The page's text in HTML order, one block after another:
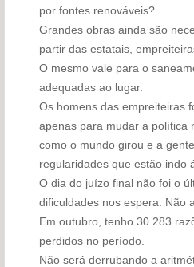
por fontes renováveis?
Grandes obras ainda são
partir das estatais,
O mesmo vale para o
adequadas ao lugar.
Os homens das empreiteiras
apenas para mudar a política
como o mundo girou e a
regularidades que estão indo
O dia do juízo final não foi o
dificuldades nos espera. Não
Em outubro, tenho 30.283
perdidos no período.
Não será derrubando a